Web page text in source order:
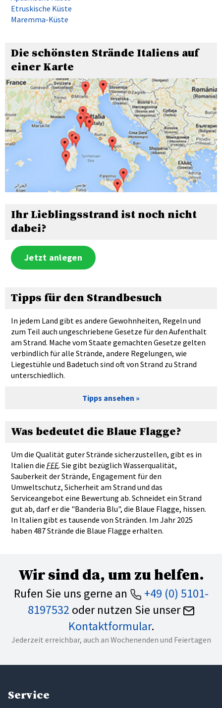
Etruskische Küste
Maremma-Küste
Die schönsten Strände Italiens auf
einer Karte
Ihr Lieblingsstrand ist noch nicht
dabei?
Jetzt anlegen
Tipps für den Strandbesuch
In jedem Land gibt es andere Gewohnheiten, Regeln und
zum Teil auch ungeschriebene Gesetze für den Aufenthalt
am Strand. Mache vom Staate gemachten Gesetze gelten
verbindlich für alle Strände, andere Regelungen, wie
Liegestühle und Badetuch sind oft von Strand zu Strand
unterschiedlich.
Tipps ansehen
Was bedeutet die Blaue Flagge?
Um die Qualität guter Strände sicherzustellen, gibt es in
Italien die FEE. Sie gibt bezüglich Wasserqualität,
Sauberkeit der Strände, Engagement für den
Umweltschutz, Sicherheit am Strand und das
Serviceangebot eine Bewertung ab. Schneidet ein Strand
gut ab, darf er die "Banderia Blu", die Blaue Flagge, hissen.
In Italien gibt es tausende von Stränden. Im Jahr 2025
haben 487 Strände die Blaue Flagge erhalten.
Wir sind da, um zu helfen.
Rufen Sie uns gerne an
+49 (0) 5101-
8197532 oder nutzen Sie unser
Kontaktformular.
Jederzeit erreichbar, auch an Wochenenden und Feiertagen
Service